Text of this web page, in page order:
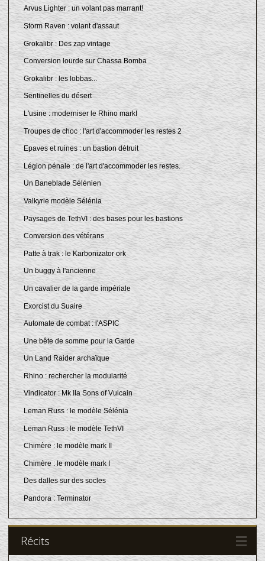
Arvus Lighter : un volant pas marrant!
Storm Raven : volant d'assaut
Grokalibr : Des zap vintage
Conversion lourde sur Chassa Bomba
Grokalibr : les lobbas...
Sentinelles du désert
L'usine : moderniser le Rhino markI
Troupes de choc : l'art d'accommoder les restes 2
Epaves et ruines : un bastion détruit
Légion pénale : de l'art d'accommoder les restes.
Un Baneblade Sélénien
Valkyrie modèle Sélénia
Paysages de TethVI : des bases pour les bastions
Conversion des vétérans
Patte à trak : le Karbonizator ork
Un buggy à l'ancienne
Un cavalier de la garde impériale
Exorcist du Suaire
Automate de combat : l'ASPIC
Une bête de somme pour la Garde
Un Land Raider archaïque
Rhino : rechercher la modularité
Vindicator : Mk IIa Sons of Vulcain
Leman Russ : le modèle Sélénia
Leman Russ : le modèle TethVI
Chimère : le modèle mark II
Chimère : le modèle mark I
Des dalles sur des socles
Pandora : Terminator
Récits